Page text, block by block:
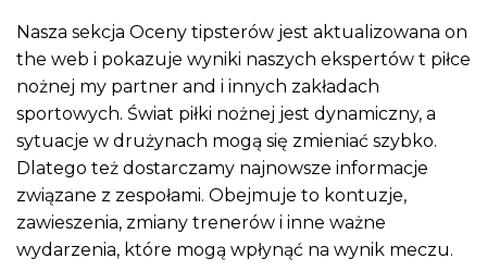
Nasza sekcja Oceny tipsterów jest aktualizowana on
the web i pokazuje wyniki naszych ekspertów t piłce
nożnej my partner and i innych zakładach
sportowych. Świat piłki nożnej jest dynamiczny, a
sytuacje w drużynach mogą się zmieniać szybko.
Dlatego też dostarczamy najnowsze informacje
związane z zespołami. Obejmuje to kontuzje,
zawieszenia, zmiany trenerów i inne ważne
wydarzenia, które mogą wpłynąć na wynik meczu.